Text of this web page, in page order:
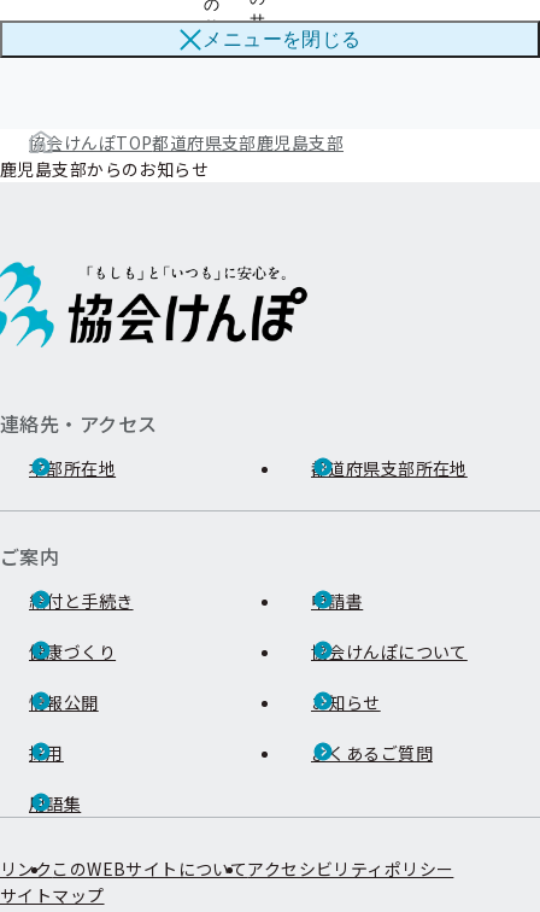
の
サ
ブ
ー
サ
ブ
メ
メニューを閉じる
協会けんぽTOP都道府県支部鹿児島支部
鹿児島支部からのお知らせ
連絡先・アクセス
本部所在地 都道府県支部所在地
ご案内
給付と手続き 申請書
健康づくり 協会けんぽについて
情報公開 お知らせ
採用 よくあるご質問
用語集
リンク このWEBサイトについてアクセシビリティポリシー
サイトマップ